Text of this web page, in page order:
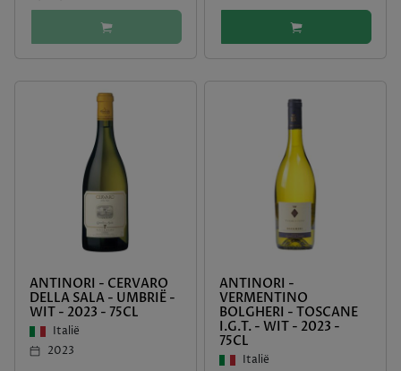
ANTINORI - CERVARO
DELLA SALA - UMBRIË -
WIT - 2023 - 75CL
Italië
2023
ANTINORI -
VERMENTINO
BOLGHERI - TOSCANE
I.G.T. - WIT - 2023 -
75CL
Italië